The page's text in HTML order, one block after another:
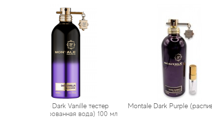
вода) 100 мл
Montale Dark Purple (распив) 3 мл Montale